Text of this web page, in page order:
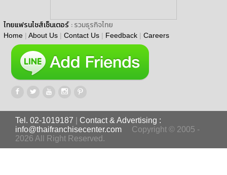
ไทยแฟรนไชส์เซ็นเตอร์ : รวมธุรกิจไทย
Home | About Us | Contact Us | Feedback | Careers
Tel. 02-1019187
Contact & Advertising :
info@thaifranchisecenter.com
Copyright © 2005 -
2026 All Right Reserved.